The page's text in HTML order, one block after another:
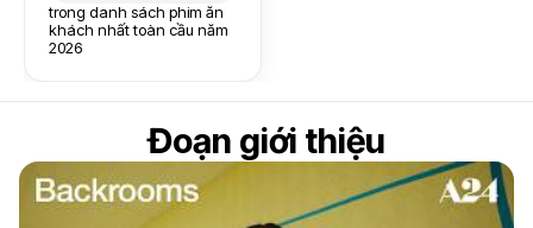
trong danh sách phim ăn
khách nhất toàn cầu năm
2026
Đoạn giới thiệu